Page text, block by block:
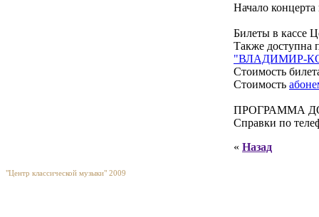
Начало концерта
Билеты в кассе
Также доступна
"ВЛАДИМИР-
Стоимость
Стоимость
ПРОГРАММА
Справки по
« Назад
"Центр классической музыки" 2009